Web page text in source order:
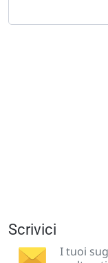
Scrivici
I tuoi